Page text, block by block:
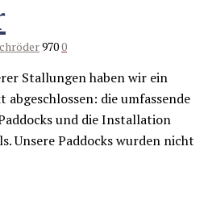
9700
Stallungen haben wir ein
die umfassende
und die Installation
Unsere Paddocks wurden nicht